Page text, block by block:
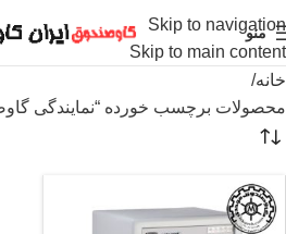
Skip to navigation
Skip to main content
منو
خانه
محصولات برچسب خورده “نمایندگی